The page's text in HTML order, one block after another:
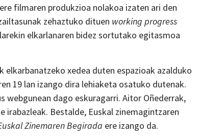
filmaren produkzioa nolakoa izaten ari den
zehaztuko dituen working progress
elkarlanaren bidez sortutako egitasmoa
elkarbanatzeko xedea duten espazioak azalduko
19 lan izango dira lehiaketa osatuko dutenak.
webgunean dago eskuragarri. Aitor Oñederrak,
Bestalde, Euskal zinemagintzaren
Zinemaren Begirada ere izango da.